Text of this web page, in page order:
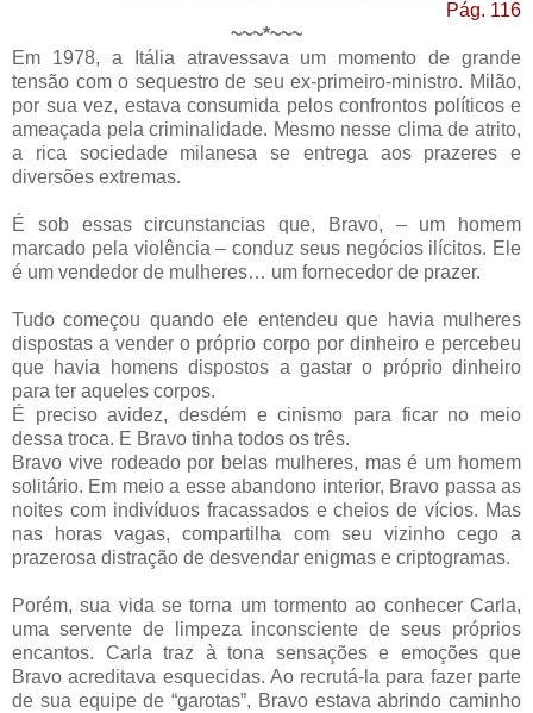
Pág. 116
~~~*~~~
Em 1978, a Itália atravessava um momento de grande
tensão com o sequestro de seu ex-primeiro-ministro. Milão,
por sua vez, estava consumida pelos confrontos políticos e
ameaçada pela criminalidade. Mesmo nesse clima de atrito,
a rica sociedade milanesa se entrega aos prazeres e
diversões extremas.
É sob essas circunstancias que, Bravo, – um homem
marcado pela violência – conduz seus negócios ilícitos. Ele
é um vendedor de mulheres… um fornecedor de prazer.
Tudo começou quando ele entendeu que havia mulheres
dispostas a vender o próprio corpo por dinheiro e percebeu
que havia homens dispostos a gastar o próprio dinheiro
para ter aqueles corpos.
É preciso avidez, desdém e cinismo para ficar no meio
dessa troca. E Bravo tinha todos os três.
Bravo vive rodeado por belas mulheres, mas é um homem
solitário. Em meio a esse abandono interior, Bravo passa as
noites com indivíduos fracassados e cheios de vícios. Mas
nas horas vagas, compartilha com seu vizinho cego a
prazerosa distração de desvendar enigmas e criptogramas.
Porém, sua vida se torna um tormento ao conhecer Carla,
uma servente de limpeza inconsciente de seus próprios
encantos. Carla traz à tona sensações e emoções que
Bravo acreditava esquecidas. Ao recrutá-la para fazer parte
de sua equipe de “garotas”, Bravo estava abrindo caminho